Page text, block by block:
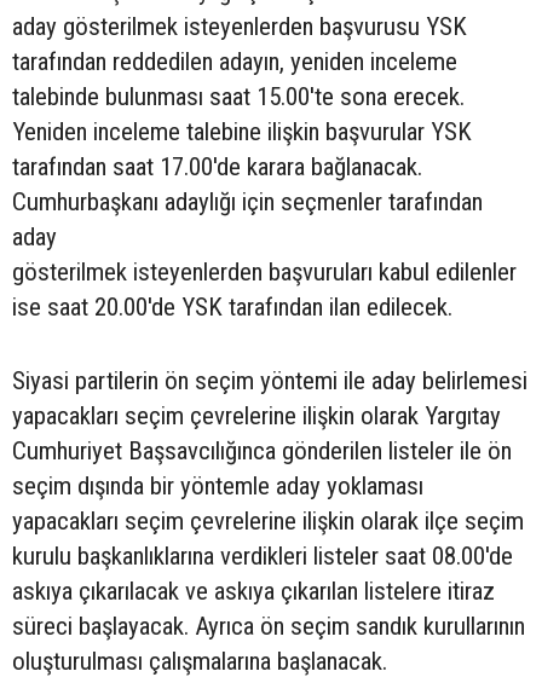
aday gösterilmek isteyenlerden başvurusu YSK
tarafından reddedilen adayın, yeniden inceleme
talebinde bulunması saat 15.00'te sona erecek.
Yeniden inceleme talebine ilişkin başvurular YSK
tarafından saat 17.00'de karara bağlanacak.
Cumhurbaşkanı adaylığı için seçmenler tarafından
aday
gösterilmek isteyenlerden başvuruları kabul edilenler
ise saat 20.00'de YSK tarafından ilan edilecek.
Siyasi partilerin ön seçim yöntemi ile aday belirlemesi
yapacakları seçim çevrelerine ilişkin olarak Yargıtay
Cumhuriyet Başsavcılığınca gönderilen listeler ile ön
seçim dışında bir yöntemle aday yoklaması
yapacakları seçim çevrelerine ilişkin olarak ilçe seçim
kurulu başkanlıklarına verdikleri listeler saat 08.00'de
askıya çıkarılacak ve askıya çıkarılan listelere itiraz
süreci başlayacak. Ayrıca ön seçim sandık kurullarının
oluşturulması çalışmalarına başlanacak.